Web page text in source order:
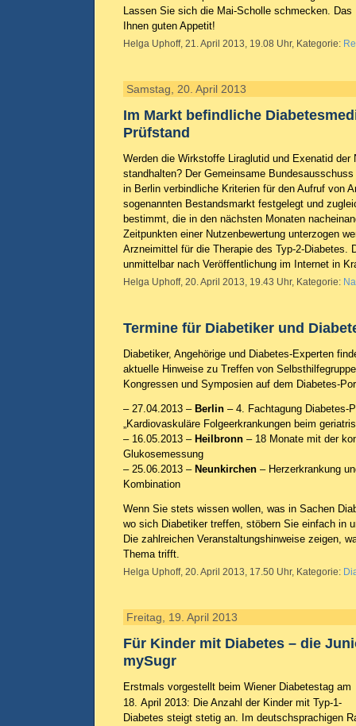
Lassen Sie sich die Mai-Scholle schmecken. Das
Ihnen guten Appetit!
Helga Uphoff, 21. April 2013, 19.08 Uhr, Kategorie:
Samstag, 20. April 2013
Im Markt befindliche
Prüfstand
Werden die Wirkstoffe Liraglutid und Exenatid der
standhalten? Der Gemeinsame
in Berlin verbindliche Kriterien für den Aufruf von
sogenannten Bestandsmarkt festgelegt und
bestimmt, die in den nächsten Monaten
Zeitpunkten einer Nutzenbewertung unterzogen
Arzneimittel für die Therapie des Typ-2-Diabetes.
unmittelbar nach Veröffentlichung im Internet in
Helga Uphoff, 20. April 2013, 19.43 Uhr, Kategorie:
Termine für Diabetiker und
Diabetiker, Angehörige und Diabetes-Experten
aktuelle Hinweise zu Treffen von
Kongressen und Symposien auf dem Diabetes-
– 27.04.2013 – Berlin – 4. Fachtagung Diabetes-
„Kardiovaskuläre Folgeerkrankungen beim
– 16.05.2013 – Heilbronn – 18 Monate mit der
Glukosemessung
– 25.06.2013 – Neunkirchen – Herzerkrankung
Kombination
Wenn Sie stets wissen wollen, was in Sachen
wo sich Diabetiker treffen, stöbern Sie einfach in
Die zahlreichen Veranstaltungshinweise zeigen,
Thema trifft.
Helga Uphoff, 20. April 2013, 17.50 Uhr, Kategorie:
Freitag, 19. April 2013
Für Kinder mit Diabetes – die
mySugr
Erstmals vorgestellt beim Wiener Diabetestag am
18. April 2013: Die Anzahl der Kinder mit Typ-1-
Diabetes steigt stetig an. Im deutschsprachigen